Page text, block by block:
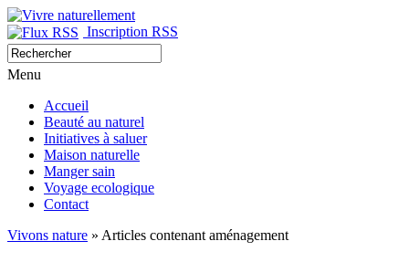
Inscription RSS
Menu
Accueil
Beauté au naturel
Initiatives à saluer
Maison naturelle
Manger sain
Voyage ecologique
Contact
Vivons nature » Articles contenant aménagement